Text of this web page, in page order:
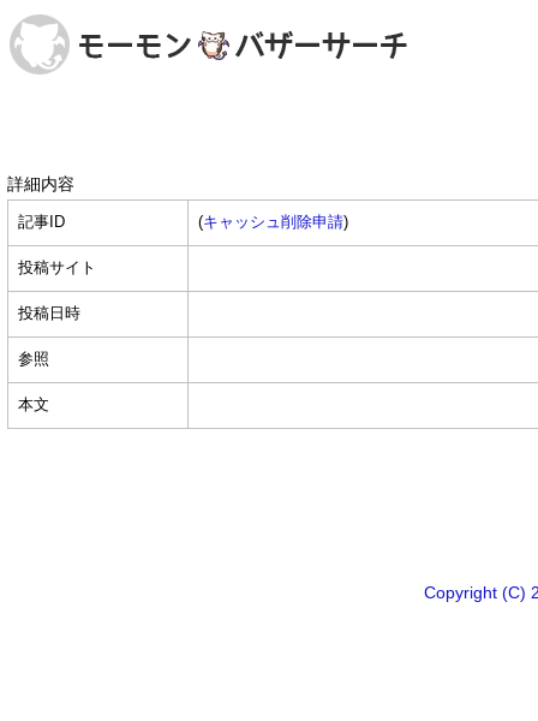
詳細内容
記事ID (キャッシュ削除申請)
投稿サイト
投稿日時
参照
本文
Copyright (C)